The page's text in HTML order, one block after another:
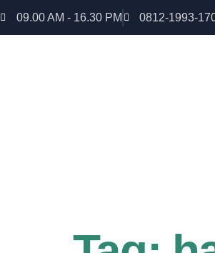
09.00 AM - 16.30 PM 0812-1993-